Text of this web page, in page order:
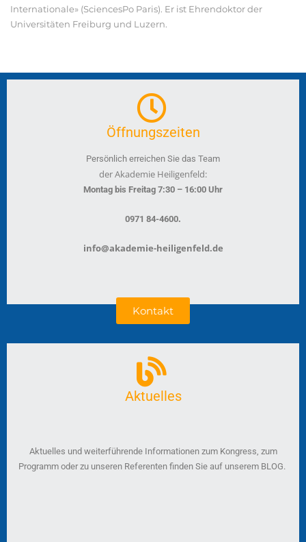
Internationale» (SciencesPo Paris). Er ist Ehrendoktor der
Universitäten Freiburg und Luzern.
Öffnungszeiten
Persönlich erreichen Sie das Team
der Akademie Heiligenfeld:
Montag bis Freitag 7:30 – 16:00 Uhr
0971 84-4600.
info@akademie-heiligenfeld.de
Kontakt
Aktuelles
Aktuelles und weiterführende Informationen zum Kongress, zum
Programm oder zu unseren Referenten finden Sie auf unserem BLOG.